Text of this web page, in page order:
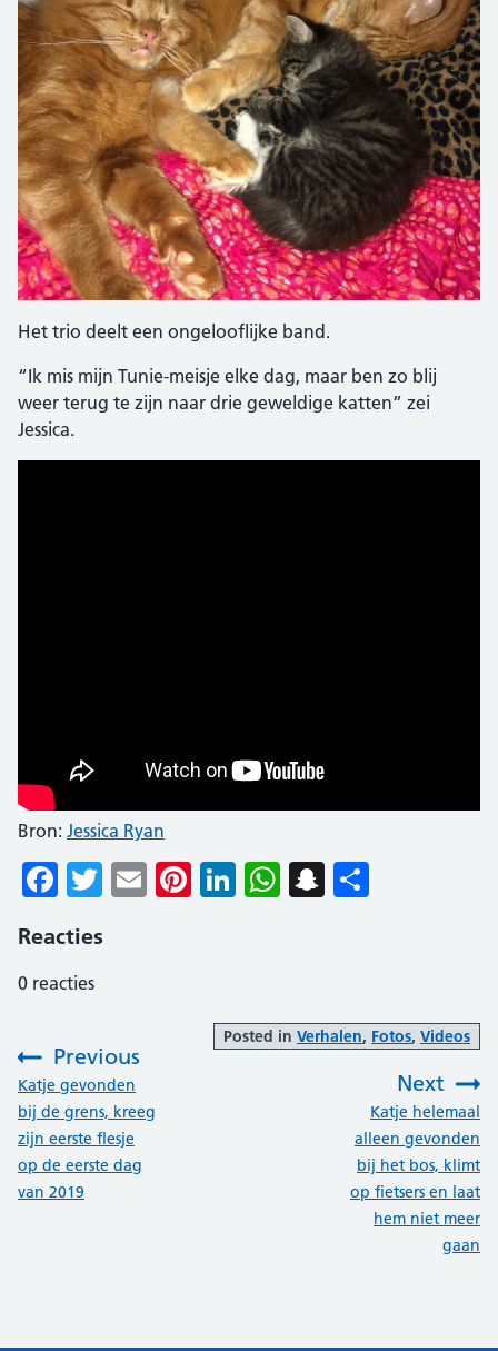
Het trio deelt een ongelooflijke band.
“Ik mis mijn Tunie-meisje elke dag, maar ben zo blij
weer terug te zijn naar drie geweldige katten” zei
Jessica.
Bron: Jessica Ryan
Facebook
Twitter
EmailPinterest
LinkedIn
WhatsApp
Snapchat
Reacties
0 reacties
Posted in Verhalen, Fotos, Videos
Previous
:Katje gevonden
bij de grens, kreeg
zijn eerste flesje
op de eerste dag
van 2019
Next
Katje helemaal
alleen gevonden
bij het bos, klimt
op fietsers en laat
hem niet meer
gaan